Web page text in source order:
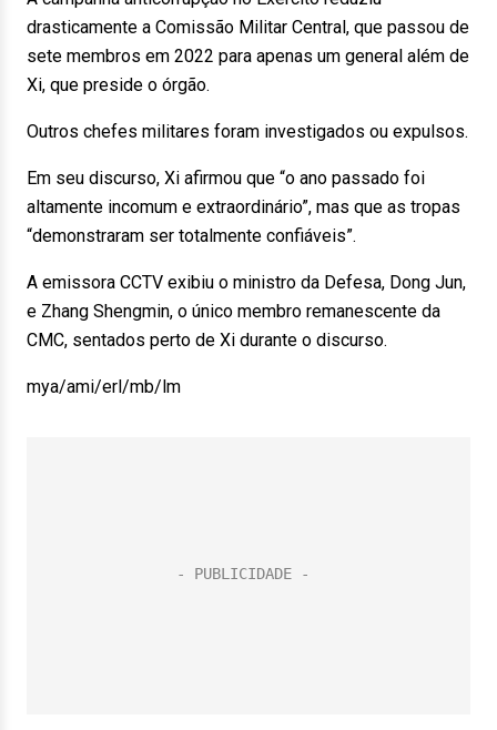
drasticamente a Comissão Militar Central, que passou de
sete membros em 2022 para apenas um general além de
Xi, que preside o órgão.
Outros chefes militares foram investigados ou expulsos.
Em seu discurso, Xi afirmou que “o ano passado foi
altamente incomum e extraordinário”, mas que as tropas
“demonstraram ser totalmente confiáveis”.
A emissora CCTV exibiu o ministro da Defesa, Dong Jun,
e Zhang Shengmin, o único membro remanescente da
CMC, sentados perto de Xi durante o discurso.
mya/ami/erl/mb/lm